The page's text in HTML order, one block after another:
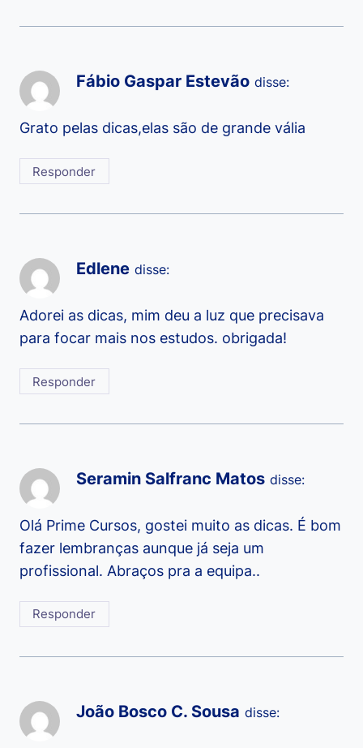
Fábio Gaspar Estevão disse:
Grato pelas dicas,elas são de grande vália
Responder
Edlene disse:
Adorei as dicas, mim deu a luz que precisava
para focar mais nos estudos. obrigada!
Responder
Seramin Salfranc Matos disse:
Olá Prime Cursos, gostei muito as dicas. É bom
fazer lembranças aunque já seja um
profissional. Abraços pra a equipa..
Responder
João Bosco C. Sousa disse: